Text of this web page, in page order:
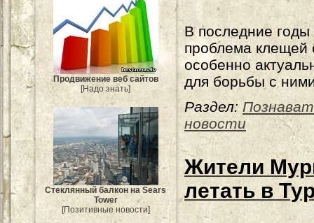
Продвижение веб сайтов
[Надо знать]
Стеклянный балкон на Sears
Tower
[Позитивные новости]
В последние годы
проблема клещей
особенно
для борьбы с
Раздел:
новости
Жители
летать в